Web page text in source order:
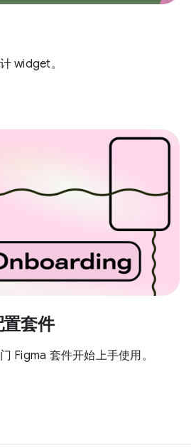
widget。
套件
Figma 套件开始上手使用。